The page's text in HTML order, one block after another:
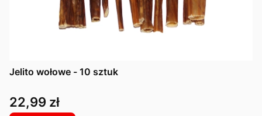
Jelito wołowe - 10 sztuk
Cena
22,99 zł